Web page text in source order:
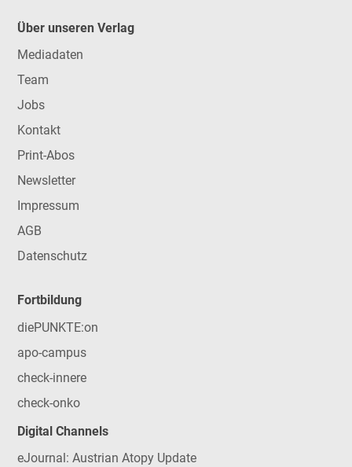
Über unseren Verlag
Mediadaten
Team
Jobs
Kontakt
Print-Abos
Newsletter
Impressum
AGB
Datenschutz
Fortbildung
diePUNKTE:on
apo-campus
check-innere
check-onko
Digital Channels
eJournal: Austrian Atopy Update